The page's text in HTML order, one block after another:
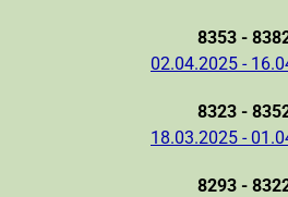
8353 -
02.04.2025 -
8323 -
18.03.2025 -
8293 -